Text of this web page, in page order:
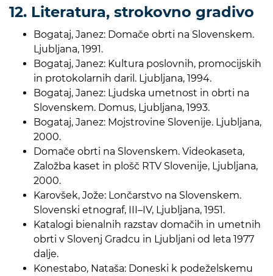
12. Literatura, strokovno gradivo
Bogataj, Janez: Domače obrti na Slovenskem.
Ljubljana, 1991.
Bogataj, Janez: Kultura poslovnih, promocijskih
in protokolarnih daril. Ljubljana, 1994.
Bogataj, Janez: Ljudska umetnost in obrti na
Slovenskem. Domus, Ljubljana, 1993.
Bogataj, Janez: Mojstrovine Slovenije. Ljubljana,
2000.
Domače obrti na Slovenskem. Videokaseta,
Založba kaset in plošč RTV Slovenije, Ljubljana,
2000.
Karovšek, Jože: Lončarstvo na Slovenskem.
Slovenski etnograf, III–IV, Ljubljana, 1951.
Katalogi bienalnih razstav domačih in umetnih
obrti v Slovenj Gradcu in Ljubljani od leta 1977
dalje.
Konestabo, Nataša: Doneski k podeželskemu